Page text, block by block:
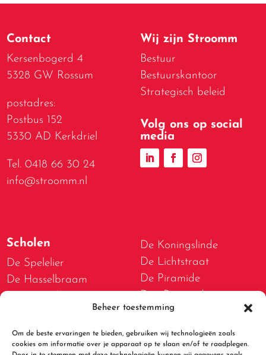
Beheer toestemming
Om de beste ervaringen te bieden, gebruiken wij technologieën zoals
cookies om informatie over je apparaat op te slaan en/of te raadplegen.
Contact
Kersenbogerd 4
5328 GW Rossum
postadres:
Postbus 152
5330 AD Kerkdriel
Tel. 0418 66 30 24
info@stroomm.nl
Wij zijn Stroomm
Bestuur
Bestuurskantoor
Strategisch beleid
Volg ons op social
media
Scholen
De Spelelier
De Hasselbraam
De Meidoorn
De Tweestromenschool
De Koningslinde
De Lichtstraat
De Piramide
D.W. van Dam van
Brakelschool
De Spelwert